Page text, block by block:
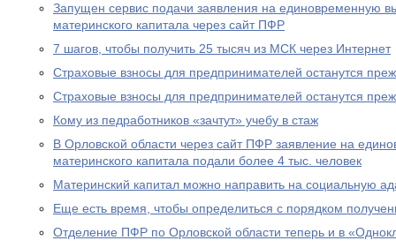
Запущен сервис подачи заявления на единовременную
материнского капитала через сайт ПФР
7 шагов, чтобы получить 25 тысяч из МСК через Интернет
Страховые взносы для предпринимателей останутся
Страховые взносы для предпринимателей останутся
Кому из педработников «зачтут» учебу в стаж
В Орловской области через сайт ПФР заявление на
материнского капитала подали более 4 тыс. человек
Материнский капитал можно направить на социальную
Еще есть время, чтобы определиться с порядком
Отделение ПФР по Орловской области теперь и в